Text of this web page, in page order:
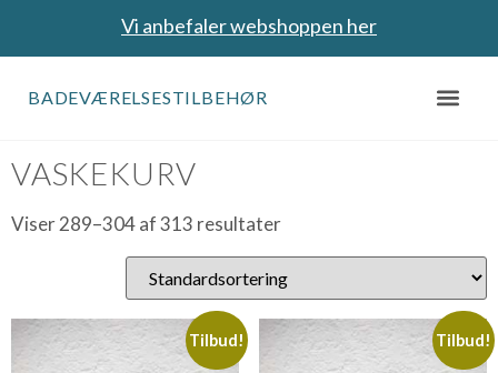
Vi anbefaler webshoppen her
BADEVÆRELSESTILBEHØR
VASKEKURV
Viser 289–304 af 313 resultater
Tilbud! Tilbud!